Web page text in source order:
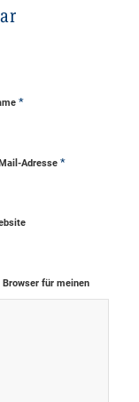
*
Adresse *
für meinen